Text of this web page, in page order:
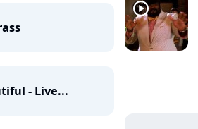
- Live...
player2